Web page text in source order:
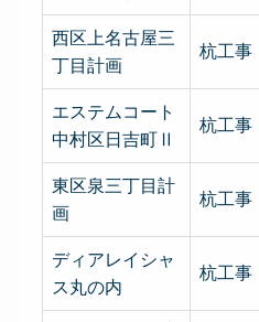
西区上名古屋三
丁目計画
杭工事
エステムコート
中村区日吉町Ⅱ
杭工事
東区泉三丁目計
画
杭工事
ディアレイシャ
ス丸の内
杭工事